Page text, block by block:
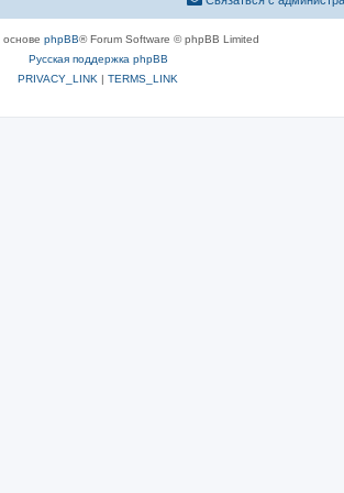
phpBB® Forum Software © phpBB Limited
Русская поддержка phpBB
PRIVACY_LINK | TERMS_LINK